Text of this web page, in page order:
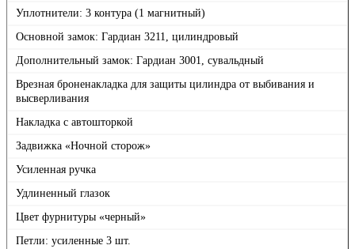
Уплотнители: 3 контура (1 магнитный)
Основной замок: Гардиан 3211, цилиндровый
Дополнительный замок: Гардиан 3001, сувальдный
Врезная броненакладка для защиты цилиндра от выбивания и
высверливания
Накладка с автошторкой
Задвижка «Ночной сторож»
Усиленная ручка
Удлиненный глазок
Цвет фурнитуры «черный»
Петли: усиленные 3 шт.